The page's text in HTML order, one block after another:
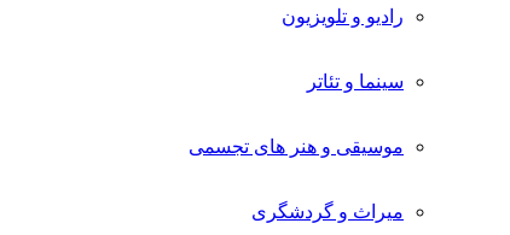
رادیو و تلویزیون
سینما و تئاتر
موسیقی و هنر های تجسمی
میراث و گردشگری